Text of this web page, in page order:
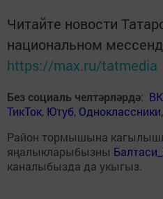
Читайте новости
национальном
https://max.ru/tatmedia
Без социаль челтәрләрдә:
ТикТок, Ютуб, Одноклассники,
Район тормышына
яңалыкларыбызны
каналыбызда да укыгыз.